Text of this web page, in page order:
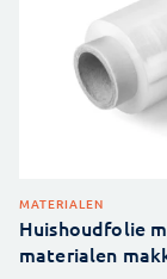
MATERIALEN
Huishoudfolie
materialen